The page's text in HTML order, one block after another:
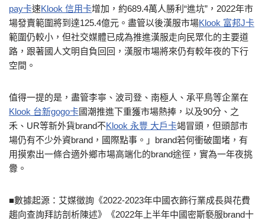
pay卡速Klook 信用卡增加，約689.4萬人勝利“進坑”，2022年市
場發賣範圍將到達125.4億元。盡管以後漢服市場Klook 富邦J卡
範圍仍較小，但社交媒體已成為推進漢服走向民眾化的主要道
路，跟著國人文明自負回回，漢服市場將來仍有較年夜的下行
空間。
值得一提的是，盡管李寧、波司登、南極人、承平鳥等企業在
Klook 台新gogo卡國潮推進下重獲市場熱捧，以及90分、之
禾、UR等新外貨brand不Klook 永豐 大戶卡竭冒頭，但頭部市
場仍有不少外資brand，國際點事。」brand若何衝破圍堵，有
用摸索出一條合適外鄉市場高端化的brand途徑，實為一年夜挑
釁。
■數據起源：艾媒徵詢《2022-2023年中國衣飾行業成長與花費
趨向查詢拜訪剖析陳述》《2022年上半年中國密斯褻服brand十